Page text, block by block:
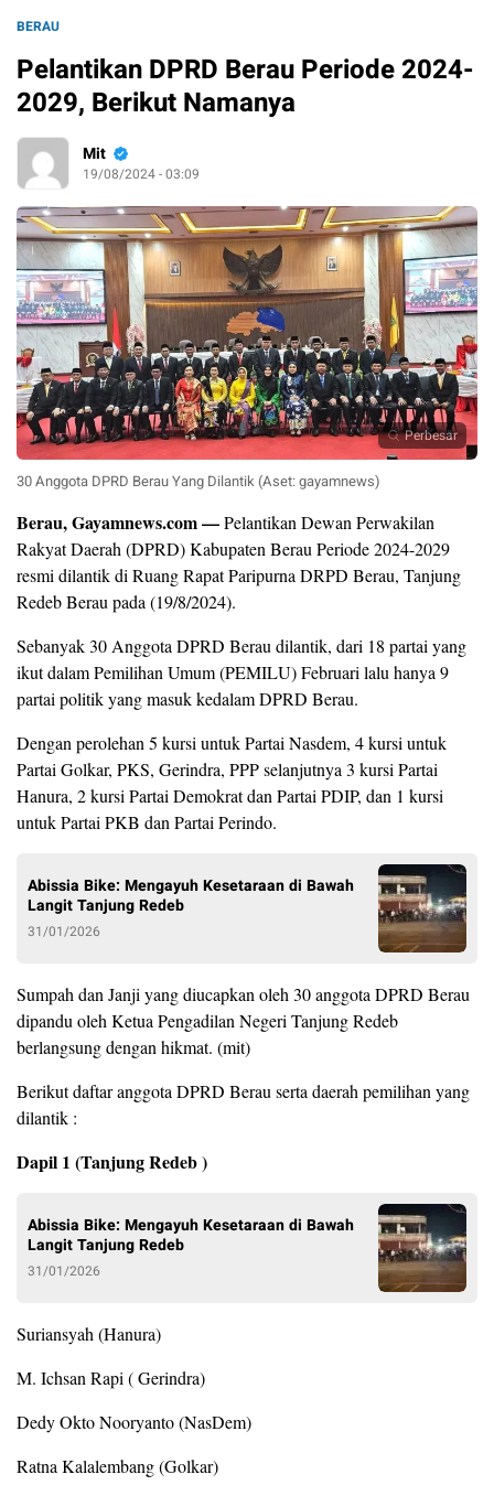
BERAU
Pelantikan DPRD Berau Periode 2024-
2029, Berikut Namanya
Mit
19/08/2024 - 03:09
Perbesar
30 Anggota DPRD Berau Yang Dilantik (Aset: gayamnews)
Berau, Gayamnews.com —Pelantikan Dewan Perwakilan
Rakyat Daerah (DPRD) Kabupaten Berau Periode 2024-2029
resmi dilantik di Ruang Rapat Paripurna DRPD Berau, Tanjung
Redeb Berau pada (19/8/2024).
Sebanyak 30 Anggota DPRD Berau dilantik, dari 18 partai yang
ikut dalam Pemilihan Umum (PEMILU) Februari lalu hanya 9
partai politik yang masuk kedalam DPRD Berau.
Dengan perolehan 5 kursi untuk Partai Nasdem, 4 kursi untuk
Partai Golkar, PKS, Gerindra, PPP selanjutnya 3 kursi Partai
Hanura, 2 kursi Partai Demokrat dan Partai PDIP, dan 1 kursi
untuk Partai PKB dan Partai Perindo.
Abissia Bike: Mengayuh Kesetaraan di Bawah
Langit Tanjung Redeb
31/01/2026
Sumpah dan Janji yang diucapkan oleh 30 anggota DPRD Berau
dipandu oleh Ketua Pengadilan Negeri Tanjung Redeb
berlangsung dengan hikmat. (mit)
Berikut daftar anggota DPRD Berau serta daerah pemilihan yang
dilantik :
Dapil 1 (Tanjung Redeb )
Abissia Bike: Mengayuh Kesetaraan di Bawah
Langit Tanjung Redeb
31/01/2026
Suriansyah (Hanura)
M. Ichsan Rapi ( Gerindra)
Dedy Okto Nooryanto (NasDem)
Ratna Kalalembang (Golkar)